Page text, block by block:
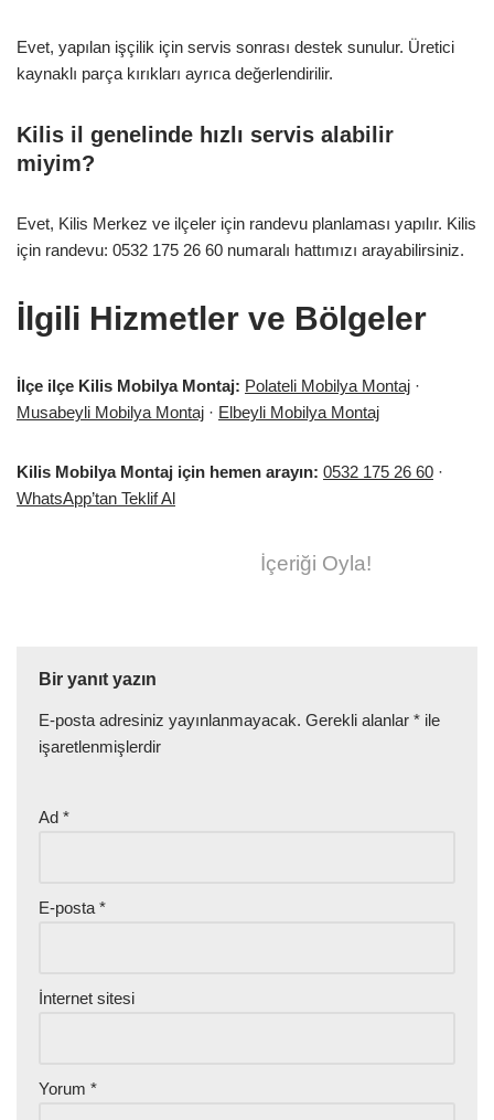
Evet, yapılan işçilik için servis sonrası destek sunulur. Üretici
kaynaklı parça kırıkları ayrıca değerlendirilir.
Kilis il genelinde hızlı servis alabilir
miyim?
Evet, Kilis Merkez ve ilçeler için randevu planlaması yapılır. Kilis
için randevu: 0532 175 26 60 numaralı hattımızı arayabilirsiniz.
İlgili Hizmetler ve Bölgeler
İlçe ilçe Kilis Mobilya Montaj: Polateli Mobilya Montaj ·
Musabeyli Mobilya Montaj · Elbeyli Mobilya Montaj
Kilis Mobilya Montaj için hemen arayın: 0532 175 26 60 ·
WhatsApp’tan Teklif Al
İçeriği Oyla!
Bir yanıt yazın
E-posta adresiniz yayınlanmayacak. Gerekli alanlar * ile
işaretlenmişlerdir
Ad *
E-posta *
İnternet sitesi
Yorum *